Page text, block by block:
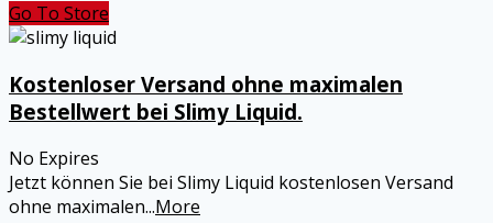
Go To Store
Kostenloser Versand ohne maximalen
Bestellwert bei Slimy Liquid.
No Expires
Jetzt können Sie bei Slimy Liquid kostenlosen Versand
ohne maximalen...More